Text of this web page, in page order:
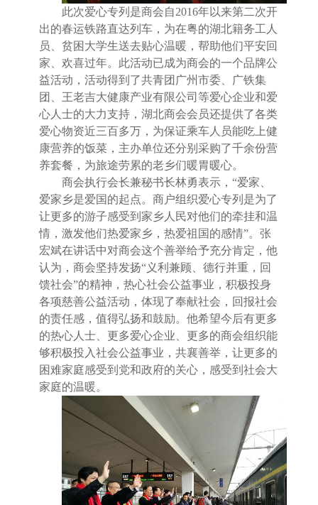
此次爱心专列是商会自2016年以来第二次开
出的春运铁路直达列车，为在粤的湖北籍务工人
员、贫困大学生送去贴心温暖，帮助他们平安回
家、欢喜过年。此活动已成为商会的一个品牌公
益活动，活动得到了共青团广州市委、广铁集
团、王老吉大健康产业有限公司等爱心企业和爱
心人士的大力支持，湖北商会会员还提供了各类
爱心物资近三百多万，为保证乘车人员能吃上健
康营养的饭菜，主办单位还分别采购了千余份营
养套餐，为旅途劳累的老乡们暖胃暖心。
商会执行会长兼秘书长林勇表示，“爱家、
爱家乡是爱国的起点。商户组织爱心专列是为了
让更多的游子感受到家乡人民对他们的牵挂和温
情，激发他们热爱家乡，热爱祖国的感情”。张
宏斌在讲话中对商会这个善举给予充分肯定，他
认为，商会坚持发扬“义利兼顾、德行并重，回
馈社会”的精神，热心社会公益事业，积极投身
各项慈善公益活动，体现了奉献社会，回报社会
的责任感，值得弘扬和鼓励。他希望今后有更多
的热心人士、更多爱心企业、更多的商会组织能
够积极投入社会公益事业，共襄善举，让更多的
困难家庭感受到党和政府的关心，感受到社会大
家庭的温暖。